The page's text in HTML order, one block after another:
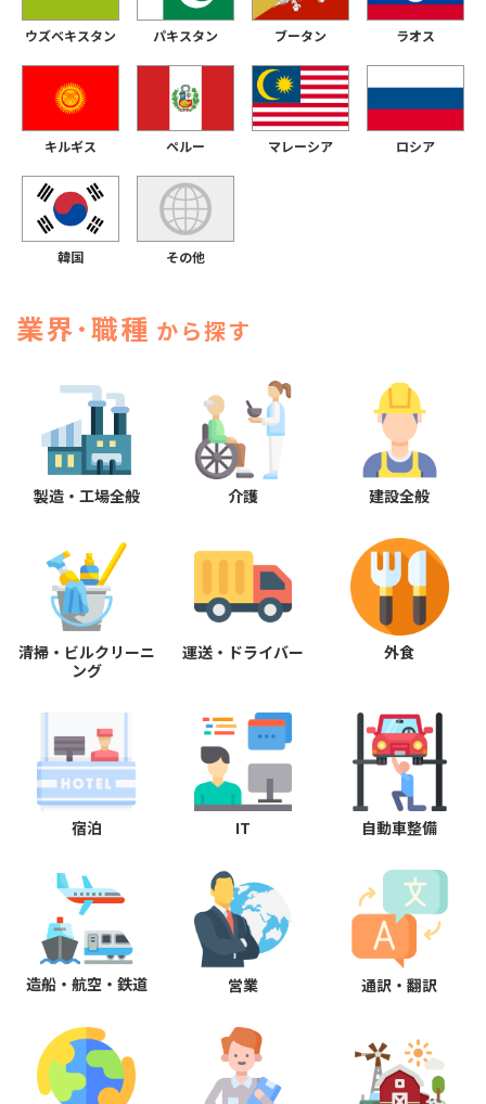
ウズベキスタン パキスタン ブータン ラオス
キルギス ペルー マレーシア ロシア
韓国 その他
業界･職種 から探す
製造・工場全般 介護 建設全般
清掃・ビルクリーニ
ング
運送・ドライバー 外食
宿泊 IT 自動車整備
造船・航空・鉄道 営業 通訳・翻訳